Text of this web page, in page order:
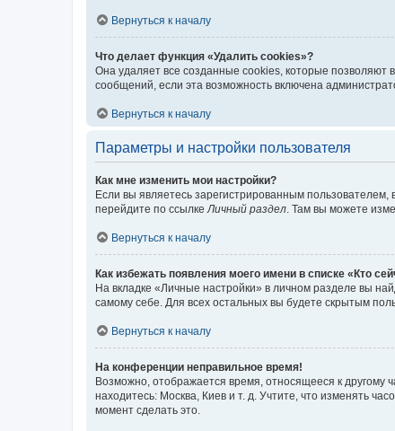
Вернуться к началу
Что делает функция «Удалить cookies»?
Она удаляет все созданные cookies, которые позволяют
сообщений, если эта возможность включена
Вернуться к началу
Параметры и настройки пользователя
Как мне изменить мои настройки?
Если вы являетесь зарегистрированным
перейдите по ссылке Личный раздел . Там вы можете
Вернуться к началу
Как избежать появления моего имени в списке «Кто
На вкладке «Личные настройки» в личном разделе вы
самому себе. Для всех остальных вы будете скрытым
Вернуться к началу
На конференции неправильное время!
Возможно, отображается время, относящееся к другому
находитесь: Москва, Киев и т. д. Учтите, что изменять
момент сделать это.